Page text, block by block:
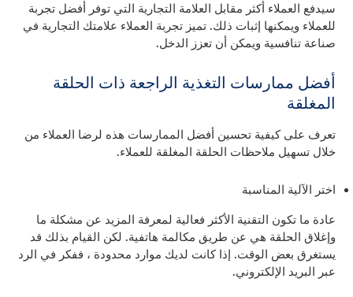
سيدفع العملاء أكثر مقابل العلامة التجارية التي توفر أفضل تجربة
للعملاء ويمكنها إثبات ذلك. تميز تجربة العملاء علامتك التجارية في
صناعة تنافسية ويمكن أن تعزز الدخل.
أفضل ممارسات التغذية الراجعة ذات الحلقة
المغلقة
تعرف على كيفية تحسين أفضل الممارسات هذه لرضا العملاء من
خلال تسهيل ملاحظات الحلقة المغلقة للعملاء.
اختر الآلية المناسبة
عادة ما تكون التقنية الأكثر فعالية لمعرفة المزيد عن مشكلة ما
وإغلاق الحلقة هي عن طريق مكالمة هاتفية. لكن القيام بذلك قد
يستغرق بعض الوقت. إذا كانت لديك موارد محدودة ، ففكر في الرد
عبر البريد الإلكتروني.